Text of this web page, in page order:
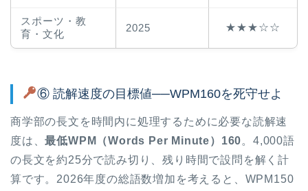
スポーツ・教
育・文化
2025 ★★★☆☆
⑥ 読解速度の目標値──WPM160を死守せよ
商学部の長文を時間内に処理するために必要な読解速
度は、最低WPM（Words Per Minute）160。4,000語
の長文を約25分で読み切り、残り時間で設問を解く計
算です。2026年度の総語数増加を考えると、WPM150